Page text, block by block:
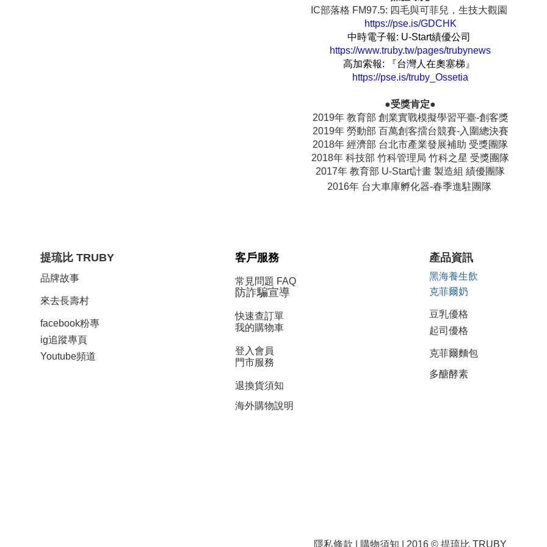
IC部落格 FM97.5: 四毛與可菲兒，生技大觀園
https://pse.is/GDCHK
中時電子報: U-Start績優公司
https://www.truby.tw/pages/trubynews
高加索報: 『台灣人在奧塞梯』
https://pse.is/truby_Ossetia
●受獎肯定●
2019年 教育部 創業實戰模擬學習平臺-創客獎
2019年 勞動部 百萬創客擂台競賽-入圍總決賽
2018年 經濟部 台北市產業發展補助 受獎團隊
2018年 科技部 竹科管理局 竹科之星 受獎團隊
2017年 教育部 U-Start計畫 製造組 績優團隊
2016年 台大車庫孵化器-春季進駐團隊
提琉比 TRUBY
品牌故事
來去長壽村
facebook粉專
ig追蹤專頁
Youtube頻道
客戶服務
常見問題 FAQ
防詐騙宣導
快速查訂單
我的購物車
登入會員
門市服務
退換貨須知
海外購物說明
產品資訊
黑海養生飲
克菲爾奶
豆乳優格
起司優格
克菲爾麵包
多醣酵素
隱私條款 購物須知 | 2016 © 提琉比 TRUBY